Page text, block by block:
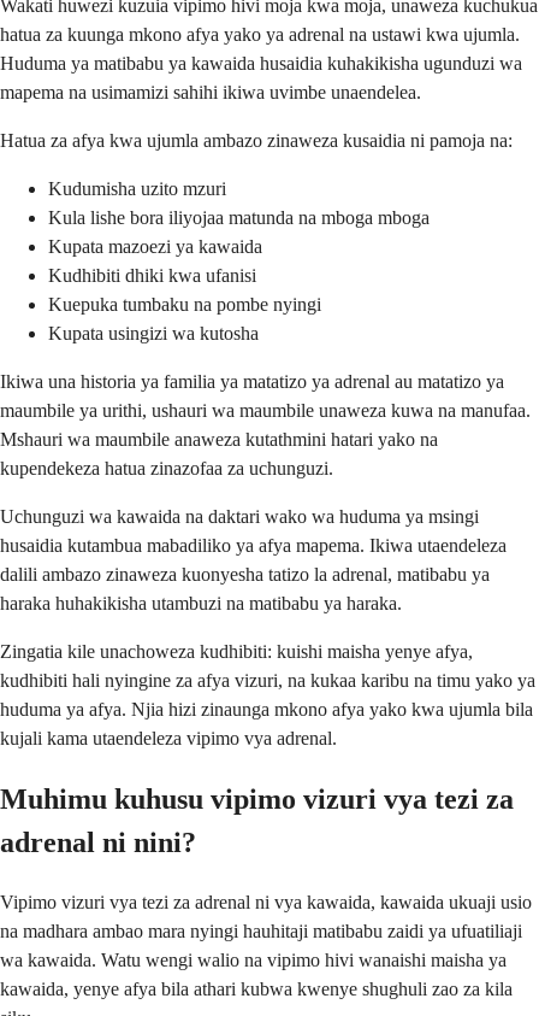
Wakati huwezi kuzuia vipimo hivi moja kwa moja, unaweza kuchukua
hatua za kuunga mkono afya yako ya adrenal na ustawi kwa ujumla.
Huduma ya matibabu ya kawaida husaidia kuhakikisha ugunduzi wa
mapema na usimamizi sahihi ikiwa uvimbe unaendelea.
Hatua za afya kwa ujumla ambazo zinaweza kusaidia ni pamoja na:
Kudumisha uzito mzuri
Kula lishe bora iliyojaa matunda na mboga mboga
Kupata mazoezi ya kawaida
Kudhibiti dhiki kwa ufanisi
Kuepuka tumbaku na pombe nyingi
Kupata usingizi wa kutosha
Ikiwa una historia ya familia ya matatizo ya adrenal au matatizo ya
maumbile ya urithi, ushauri wa maumbile unaweza kuwa na manufaa.
Mshauri wa maumbile anaweza kutathmini hatari yako na
kupendekeza hatua zinazofaa za uchunguzi.
Uchunguzi wa kawaida na daktari wako wa huduma ya msingi
husaidia kutambua mabadiliko ya afya mapema. Ikiwa utaendeleza
dalili ambazo zinaweza kuonyesha tatizo la adrenal, matibabu ya
haraka huhakikisha utambuzi na matibabu ya haraka.
Zingatia kile unachoweza kudhibiti: kuishi maisha yenye afya,
kudhibiti hali nyingine za afya vizuri, na kukaa karibu na timu yako ya
huduma ya afya. Njia hizi zinaunga mkono afya yako kwa ujumla bila
kujali kama utaendeleza vipimo vya adrenal.
Muhimu kuhusu vipimo vizuri vya tezi za
adrenal ni nini?
Vipimo vizuri vya tezi za adrenal ni vya kawaida, kawaida ukuaji usio
na madhara ambao mara nyingi hauhitaji matibabu zaidi ya ufuatiliaji
wa kawaida. Watu wengi walio na vipimo hivi wanaishi maisha ya
kawaida, yenye afya bila athari kubwa kwenye shughuli zao za kila